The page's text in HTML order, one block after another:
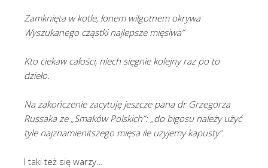
Zamknięta w kotle, łonem wilgotnem okrywa
Wyszukanego cząstki najlepsze mięsiwa”
Kto ciekaw całości, niech sięgnie kolejny raz po to
dzieło.
Na zakończenie zacytuję jeszcze pana dr Grzegorza
Russaka ze „Smaków Polskich”: „do bigosu należy użyć
tyle najznamienitszego mięsa ile użyjemy kapusty”.
I taki też się warzy…